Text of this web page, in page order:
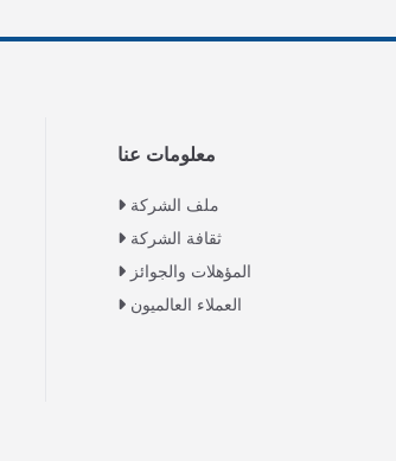
معلومات عنا
ملف الشركة
ثقافة الشركة
المؤهلات والجوائز
العملاء العالميون